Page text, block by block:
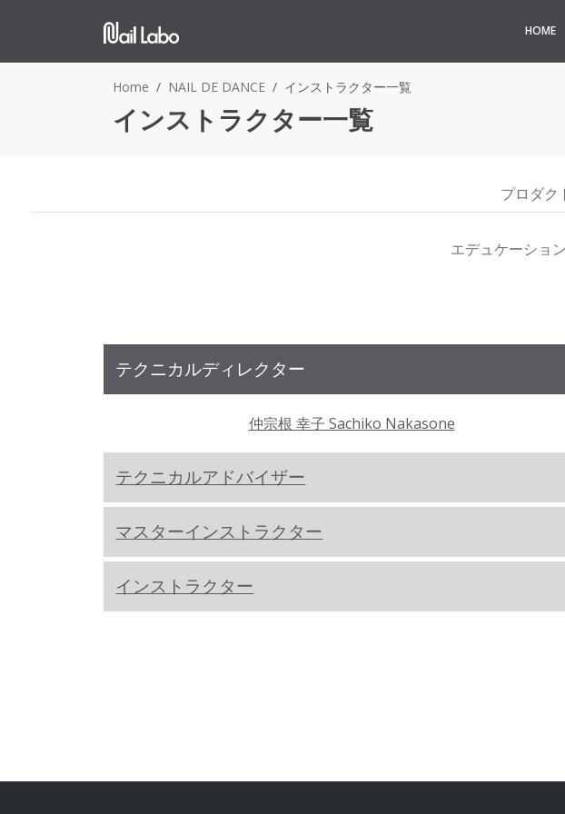
HOME
Home NAIL DE DANCE インストラクター一覧
インストラクター一覧
プロダク
エデュケーショ
テクニカルディレクター
仲宗根 幸子 Sachiko Nakasone
テクニカルアドバイザー
マスターインストラクター
インストラクター